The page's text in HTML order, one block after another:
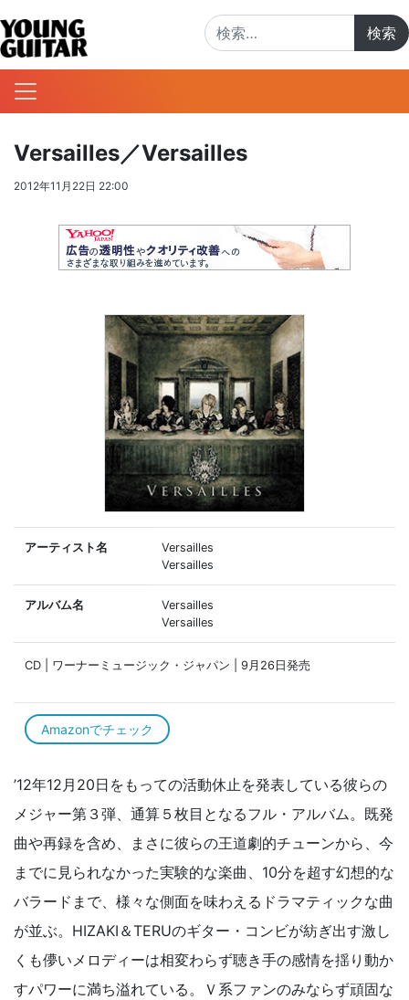
Versailles／Versailles
2012年11月22日 22:00
アーティスト名
Versailles
Versailles
アルバム名
Versailles
Versailles
CD | ワーナーミュージック・ジャパン | 9月26日発売
Amazonでチェック
’12年12月20日をもっての活動休止を発表している彼らの
メジャー第３弾、通算５枚目となるフル・アルバム。既発
曲や再録を含め、まさに彼らの王道劇的チューンから、今
までに見られなかった実験的な楽曲、10分を超す幻想的な
バラードまで、様々な側面を味わえるドラマティックな曲
が並ぶ。HIZAKI＆TERUのギター・コンビが紡ぎ出す激し
くも儚いメロディーは相変わらず聴き手の感情を揺り動か
すパワーに満ち溢れている。Ｖ系ファンのみならず頑固な